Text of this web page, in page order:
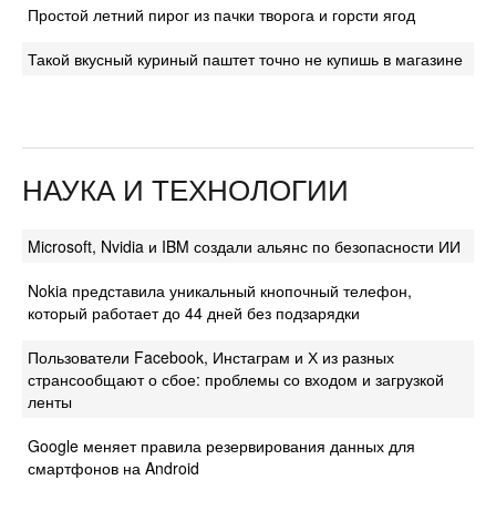
Простой летний пирог из пачки творога и горсти ягод
Такой вкусный куриный паштет точно не купишь в магазине
НАУКА И ТЕХНОЛОГИИ
Microsoft, Nvidia и IBM создали альянс по безопасности ИИ
Nokia представила уникальный кнопочный телефон,
который работает до 44 дней без подзарядки
Пользователи Facebook, Инстаграм и Х из разных
странсообщают о сбое: проблемы со входом и загрузкой
ленты
Google меняет правила резервирования данных для
смартфонов на Android